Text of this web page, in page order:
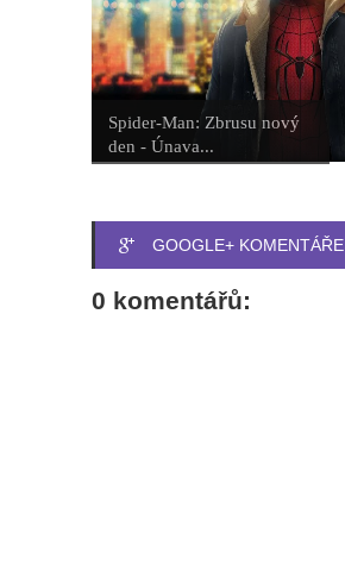
Spider-Man: Zbrusu nový
den - Únava...
GOOGLE+ KOMENTÁŘE
0 komentářů: